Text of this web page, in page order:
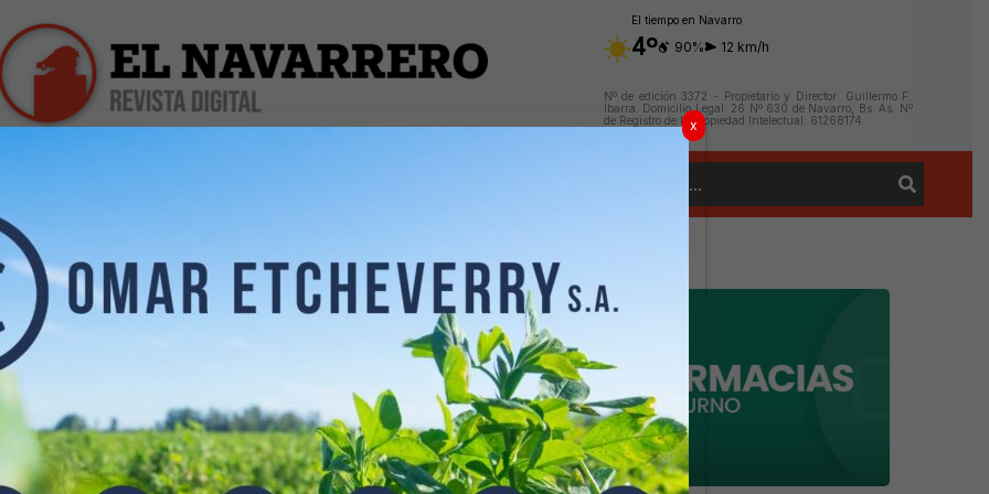
El tiempo en Navarro
4º 90% 12 km/h
Nº de edición 3372 - Propietario y Director: Guillermo F.
Ibarra. Domicilio Legal: 26 Nº 630 de Navarro, Bs. As. Nº
de Registro de la Propiedad Intelectual: 61268174
MINGO.
2017
la Virgen y los Sectores Parroquiales.
todos saben, desde hace muchos
x